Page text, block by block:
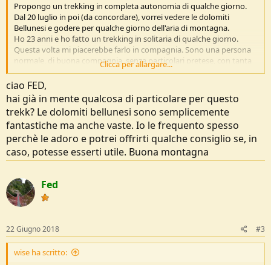
Propongo un trekking in completa autonomia di qualche giorno.
Dal 20 luglio in poi (da concordare), vorrei vedere le dolomiti
Bellunesi e godere per qualche giorno dell'aria di montagna.
Ho 23 anni e ho fatto un trekking in solitaria di qualche giorno.
Questa volta mi piacerebbe farlo in compagnia. Sono una persona
normale, di buona compagnia, senza particolari pretese, con tanta
voglia di vagare nella natura.
Contattatemi se siete interessati
Federico
Clicca per allargare...
ciao FED,
hai già in mente qualcosa di particolare per questo
trekk? Le dolomiti bellunesi sono semplicemente
fantastiche ma anche vaste. Io le frequento spesso
perchè le adoro e potrei offrirti qualche consiglio se, in
caso, potesse esserti utile. Buona montagna
Fed
22 Giugno 2018 #3
wise ha scritto: